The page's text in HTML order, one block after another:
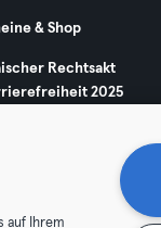
& Shop
Rechtsakt
2025
auf Ihrem